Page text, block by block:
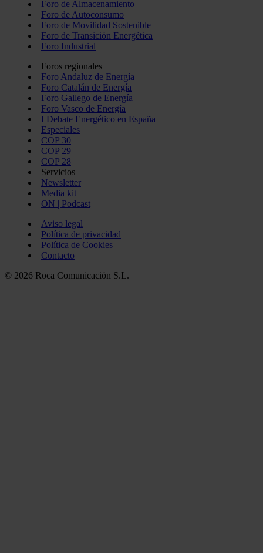
Foro de Almacenamiento
Foro de Autoconsumo
Foro de Movilidad Sostenible
Foro de Transición Energética
Foro Industrial
Foros regionales
Foro Andaluz de Energía
Foro Catalán de Energía
Foro Gallego de Energía
Foro Vasco de Energía
I Debate Energético en España
Especiales
COP 30
COP 29
COP 28
Servicios
Newsletter
Media kit
ON | Podcast
Aviso legal
Política de privacidad
Política de Cookies
Contacto
© 2026 Roca Comunicación S.L.